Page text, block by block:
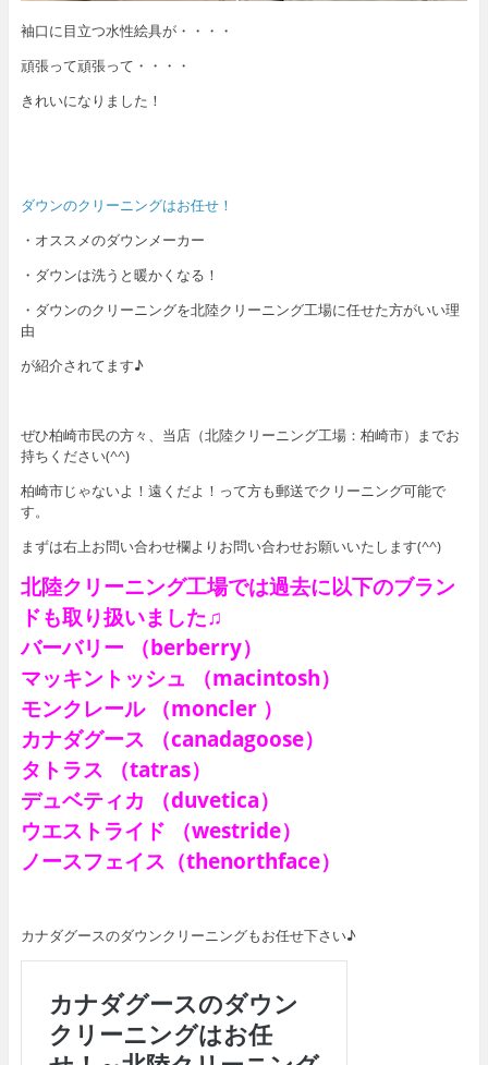
袖口に目立つ水性絵具が・・・・
頑張って頑張って・・・・
きれいになりました！
ダウンのクリーニングはお任せ！
・オススメのダウンメーカー
・ダウンは洗うと暖かくなる！
・ダウンのクリーニングを北陸クリーニング工場に任せた方がいい理
由
が紹介されてます♪
ぜひ柏崎市民の方々、当店（北陸クリーニング工場：柏崎市）までお
持ちください(^^)
柏崎市じゃないよ！遠くだよ！って方も郵送でクリーニング可能で
す。
まずは右上お問い合わせ欄よりお問い合わせお願いいたします(^^)
北陸クリーニング工場では過去に以下のブラン
ドも取り扱いました♫
バーバリー （berberry）
マッキントッシュ （macintosh）
モンクレール （moncler ）
カナダグース （canadagoose）
タトラス （tatras）
デュベティカ （duvetica）
ウエストライド （westride）
ノースフェイス（thenorthface）
カナダグースのダウンクリーニングもお任せ下さい♪